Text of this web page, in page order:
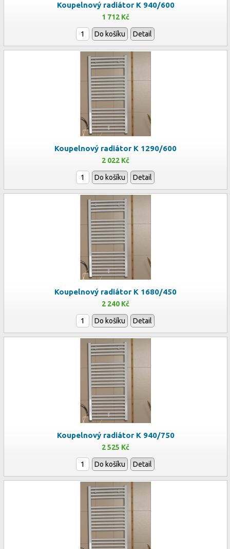
Koupelnový radiátor K 940/600
1 712 Kč
Do košíku Detail
Koupelnový radiátor K 1290/600
2 022 Kč
Do košíku Detail
Koupelnový radiátor K 1680/450
2 240 Kč
Do košíku Detail
Koupelnový radiátor K 940/750
2 525 Kč
Do košíku Detail